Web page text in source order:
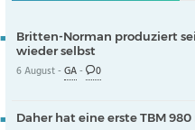
Britten-Norman produziert
wieder selbst
6 August -GA- 0
Daher hat eine erste TBM